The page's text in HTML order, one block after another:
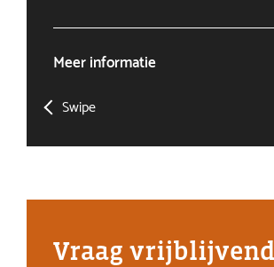
Meer informatie
Swipe
Vraag